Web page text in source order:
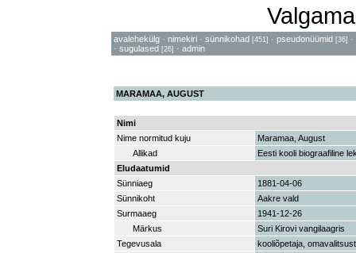
avalehekülg · nimekiri · sünnikohad [451] · pseudonüümid [36] ·
· sugulased [26] · admin
MARAMAA, AUGUST
Nimi
Nime normitud kuju
Maramaa, August
Allikad
Eesti kooli biograafiline
Eludaatumid
Sünniaeg
1881-04-06
Sünnikoht
Aakre vald
Surmaaeg
1941-12-26
Märkus
Suri Kirovi vangilaagris
Tegevusala
kooliõpetaja,